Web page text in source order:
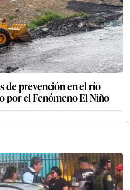
de prevención en el río
por el Fenómeno El Niño